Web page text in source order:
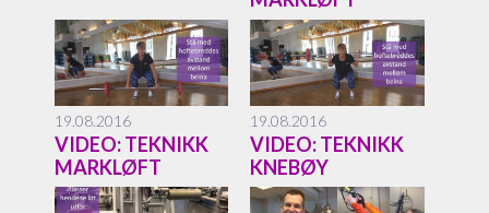
19.08.2016
VIDEO: TEKNIKK
MARKLØFT
19.08.2016
VIDEO: TEKNIKK
KNEBØY